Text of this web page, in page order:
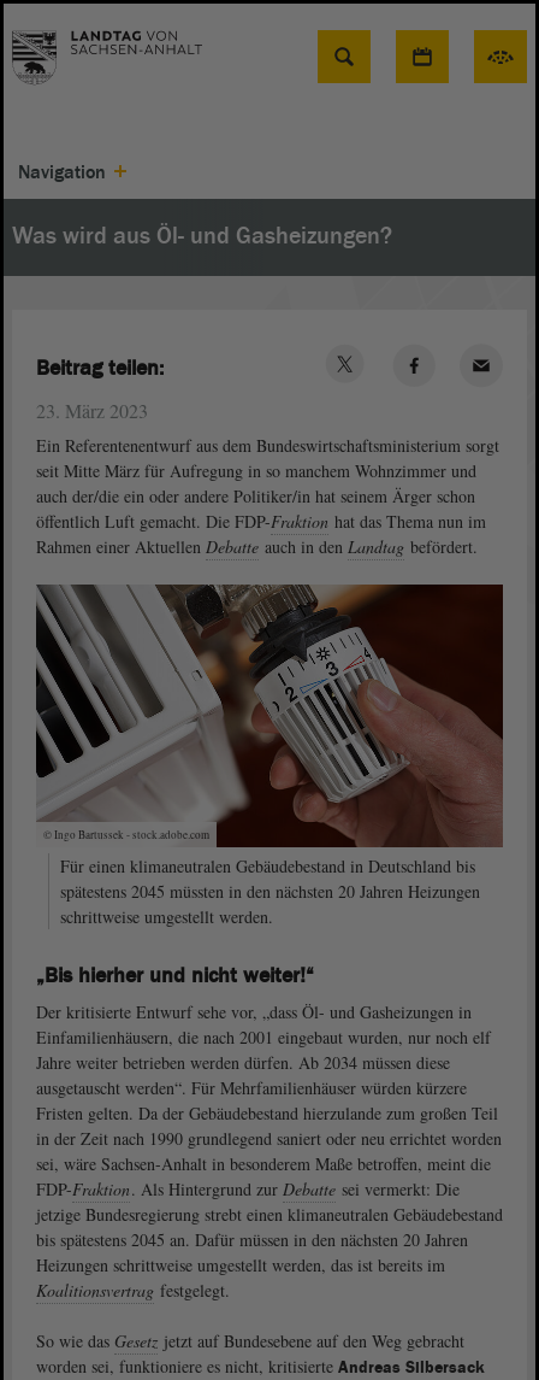
Suche
Navigation
Was wird aus Öl- und Gasheizungen?
23. März 2023
Ein Referentenentwurf aus dem Bundeswirtschaftsministerium sorgt
seit Mitte März für Aufregung in so manchem Wohnzimmer und
auch der/die ein oder andere Politiker/in hat seinem Ärger schon
öffentlich Luft gemacht. Die FDP-Fraktion hat das Thema nun im
Rahmen einer Aktuellen Debatte auch in den Landtag befördert.
© Ingo Bartussek - stock.adobe.com
Für einen klimaneutralen Gebäudebestand in Deutschland bis
spätestens 2045 müssten in den nächsten 20 Jahren Heizungen
schrittweise umgestellt werden.
„Bis hierher und nicht weiter!“
Der kritisierte Entwurf sehe vor, „dass Öl- und Gasheizungen in
Einfamilienhäusern, die nach 2001 eingebaut wurden, nur noch elf
Jahre weiter betrieben werden dürfen. Ab 2034 müssen diese
ausgetauscht werden“. Für Mehrfamilienhäuser würden kürzere
Fristen gelten. Da der Gebäudebestand hierzulande zum großen Teil
in der Zeit nach 1990 grundlegend saniert oder neu errichtet worden
sei, wäre Sachsen-Anhalt in besonderem Maße betroffen, meint die
FDP-Fraktion. Als Hintergrund zur Debatte sei vermerkt: Die
jetzige Bundesregierung strebt einen klimaneutralen Gebäudebestand
bis spätestens 2045 an. Dafür müssen in den nächsten 20 Jahren
Heizungen schrittweise umgestellt werden, das ist bereits im
Koalitionsvertrag festgelegt.
So wie das Gesetz jetzt auf Bundesebene auf den Weg gebracht
worden sei, funktioniere es nicht, kritisierte Andreas Silbersack
Beitrag teilen: